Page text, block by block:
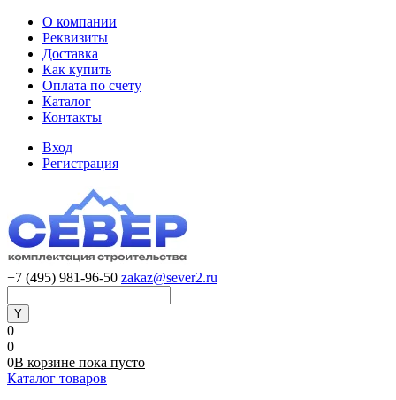
О компании
Реквизиты
Доставка
Как купить
Оплата по счету
Каталог
Контакты
Вход
Регистрация
+7 (495) 981-96-50 zakaz@sever2.ru
0
0
0В корзине пока пусто
Каталог товаров